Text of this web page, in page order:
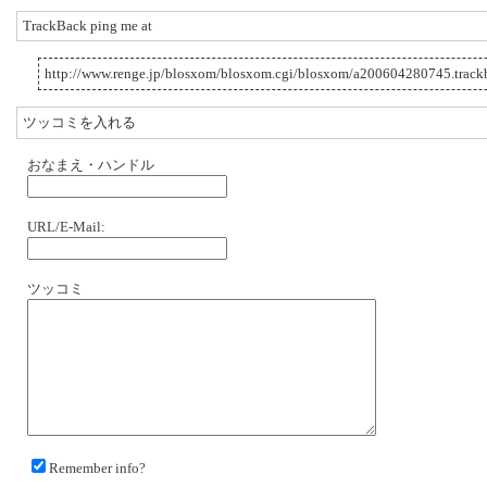
TrackBack ping me at
http://www.renge.jp/blosxom/blosxom.cgi/blosxom/
ツッコミを入れる
おなまえ・ハンドル
URL/E-Mail:
ツッコミ
Remember info?